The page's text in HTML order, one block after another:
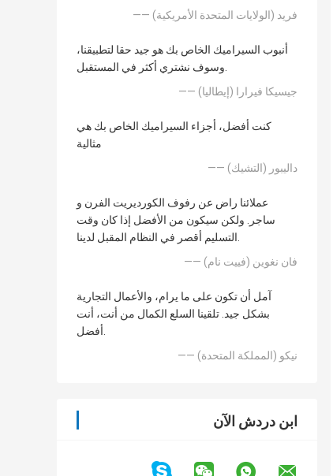
—— فريد (الولايات المتحدة الأمريكية)
أنبوب السيراميك الخاص بك هو جيد حقا لتطبيقنا،
وسوف نشتري أكثر في المستقبل.
—— جيسيكا فيرارا (إيطاليا)
كنت أفضل، أجزاء السيراميك الخاص بك هي
مثالية
—— داليبور (التشيك)
عملائنا راض عن رفوف الكورديريت الفرن و
ساجر. ولكن سيكون من الأفضل إذا كان وقت
التسليم أقصر في النظام المقبل لدينا.
—— فان نغوين (فييت نام)
آمل أن تكون على ما يرام، والأعمال التجارية
بشكل جيد. تلقينا السلع الكمال من أنت، أنت
أفضل.
—— نيكو (المملكة المتحدة)
ابن دردش الآن